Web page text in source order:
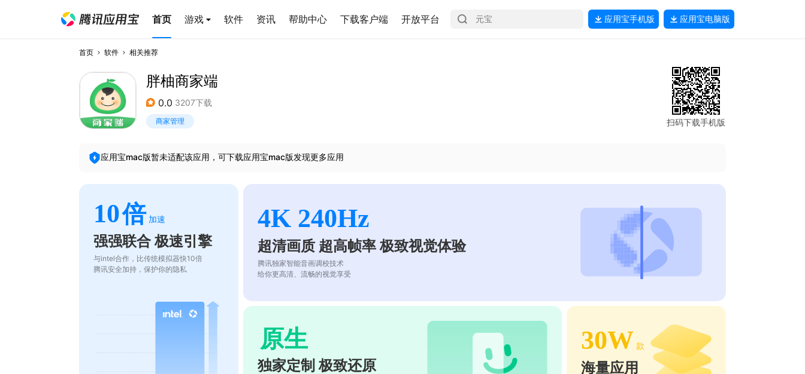
首页 游戏 软件 资讯 帮助中心 下载客户端 开放平台 应用宝手机版 应用宝电脑版
首页 软件 相关推荐
胖柚商家端
0.0 3207下载
商家管理 扫码下载手机版
应用宝mac版暂未适配该应用，可下载应用宝mac版发现更多应用
10倍 加速
强强联合 极速引擎
与intel合作，比传统模拟器快10倍
腾讯安全加持，保护你的隐私
4K 240Hz
超清画质 超高帧率 极致视觉体验
腾讯独家智能音画调校技术
给你更高清、流畅的视觉享受
原生
独家定制 极致还原
30W 款
海量应用